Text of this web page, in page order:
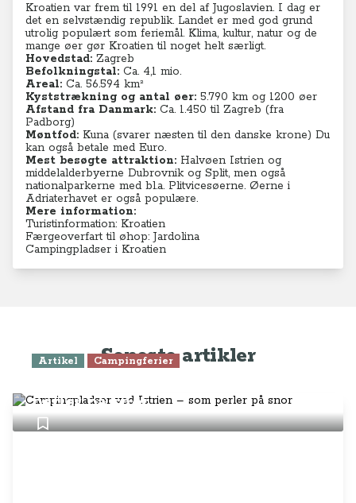
Kroatien var frem til 1991 en del af Jugoslavien. I dag er
det en selvstændig republik. Landet er med god grund
utrolig populært som feriemål. Klima, kultur, natur og de
mange øer gør Kroatien til noget helt særligt.
Hovedstad: Zagreb
Befolkningstal: Ca. 4,1 mio.
Areal: Ca. 56.594 km²
Kyststrækning og antal øer: 5.790 km og 1200 øer
Afstand fra Danmark: Ca. 1.450 til Zagreb (fra
Padborg)
Møntfod: Kuna (svarer næsten til den danske krone) Du
kan også betale med Euro.
Mest besøgte attraktion: Halvøen Istrien og
middelalderbyerne Dubrovnik og Split, men også
nationalparkerne med bl.a. Plitvicesøerne. Øerne i
Adriaterhavet er også populære.
Mere information:
Turistinformation: Kroatien
Færgeoverfart til øhop: Jardolina
Campingpladser i Kroatien
Seneste artikler
Artikel Campingferier
perler på snor